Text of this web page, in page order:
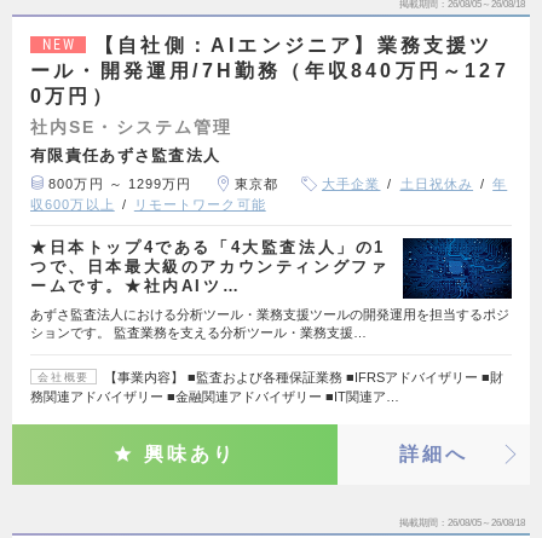
掲載期間 26/08/05～26/08/18
NEW
【自社側：AIエンジニア】業務支援ツ
ール・開発運用/7H勤務（年収840万円～127
0万円）
社内SE・システム管理
有限責任あずさ監査法人
800万円 ～ 1299万円 東京都 大手企業 土日祝休み
年
収600万以上
リモートワーク可能
★日本トップ4である「4大監査法人」の1
つで、日本最大級のアカウンティングファ
ームです。★社内AIツ…
あずさ監査法人における分析ツール・業務支援ツールの開発運用を担当するポジ
ションです。 監査業務を支える分析ツール・業務支援…
会社概要
【事業内容】 ■監査および各種保証業務 ■IFRSアドバイザリー ■財
務関連アドバイザリー ■金融関連アドバイザリー ■IT関連ア…
興味あり 詳細へ
掲載期間 26/08/05～26/08/18